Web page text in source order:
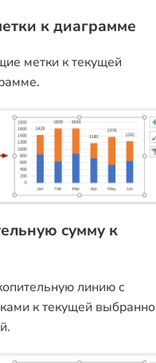
к диаграмме
метки к текущей
сумму к
линию с
к текущей